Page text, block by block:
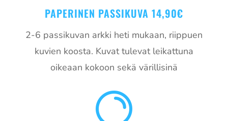
PAPERINEN PASSIKUVA 14,90€
2-6 passikuvan arkki heti mukaan, riippuen
kuvien koosta. Kuvat tulevat leikattuna
oikeaan kokoon sekä värillisinä